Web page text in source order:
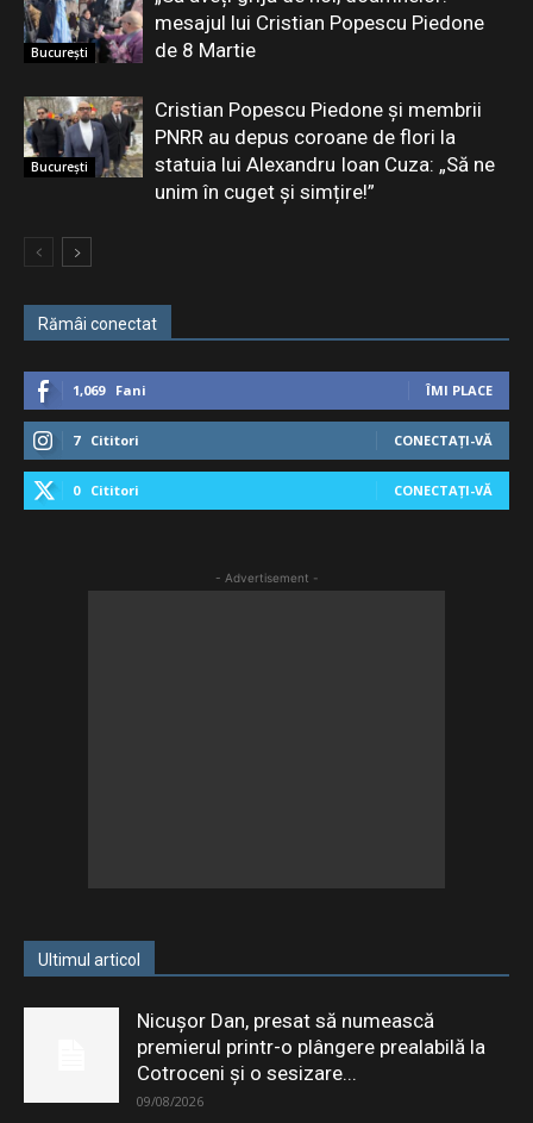
București
mesajul lui Cristian Popescu Piedone
de 8 Martie
București
Cristian Popescu Piedone și membrii
PNRR au depus coroane de flori la
statuia lui Alexandru Ioan Cuza: „Să ne
unim în cuget și simțire!”
Rămâi conectat
1,069 Fani ÎMI PLACE
7 Cititori CONECTAȚI-VĂ
0 Cititori CONECTAȚI-VĂ
- Advertisement -
Ultimul articol
Nicușor Dan, presat să numească
premierul printr-o plângere prealabilă la
Cotroceni și o sesizare...
09/08/2026